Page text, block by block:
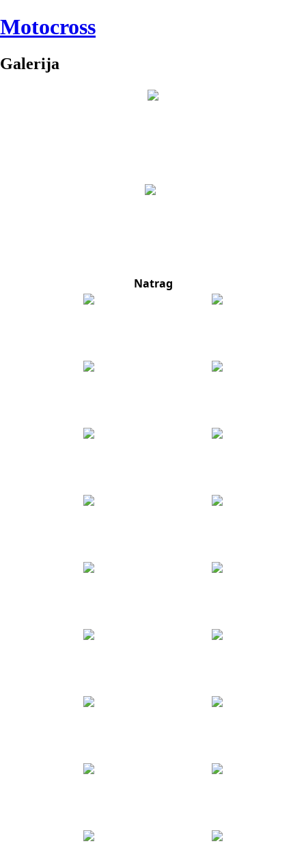
Motocross
Galerija
Natrag